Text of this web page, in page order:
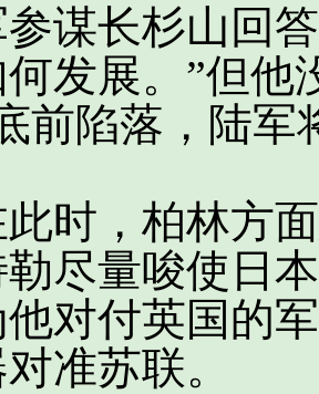
长杉山回答
发展。”但他
前陷落，陆军
，柏林方面
勒尽量唆使日
他对付英国的
准苏联。